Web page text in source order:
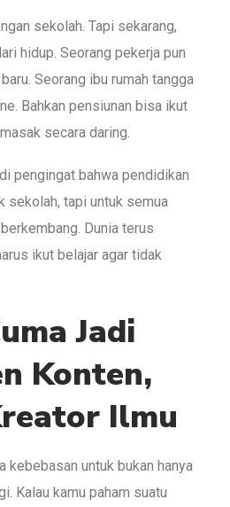
sekolah. Tapi sekarang,
hidup. Seorang pekerja pun
Seorang ibu rumah tangga
Bahkan pensiunan bisa ikut
secara daring.
pengingat bahwa pendidikan
sekolah, tapi untuk semua
Dunia terus
ikut belajar agar tidak
Jadi
Konten,
Ilmu
kebebasan untuk bukan hanya
Kalau kamu paham suatu